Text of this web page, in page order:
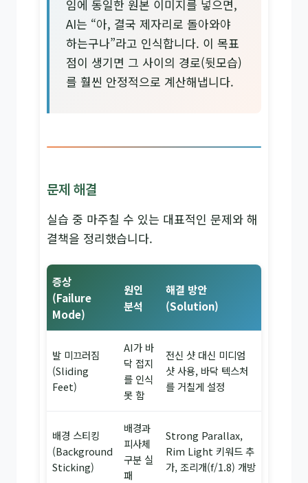
임에 동일한 원본 이미지를 넣으면,
AI는 “아, 결국 제자리로 돌아와야
하는구나”라고 인식합니다. 이 목표
점이 생기면 그 사이의 경로(뒷모습)
를 훨씬 안정적으로 계산해냅니다.
문제 해결
실습 중 마주칠 수 있는 대표적인 문제와 해
결책을 정리했습니다.
증상
(Failure
Mode)
원인
분석
해결 방안
(Solution)
발 미끄러짐
(Sliding
Feet)
AI가 바
닥 접지
를 인식
못 함
전신 샷 대신 미디엄
샷 사용, 바닥 텍스처
를 거칠게 설정
배경 스티킹
(Background
Sticking)
배경과
피사체
구분 실
패
Strong Parallax,
Rim Light 키워드 추
가, 조리개(f/1.8) 개방